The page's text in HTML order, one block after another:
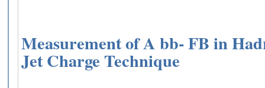
Measurement of A bb- FB in
Jet Charge Technique